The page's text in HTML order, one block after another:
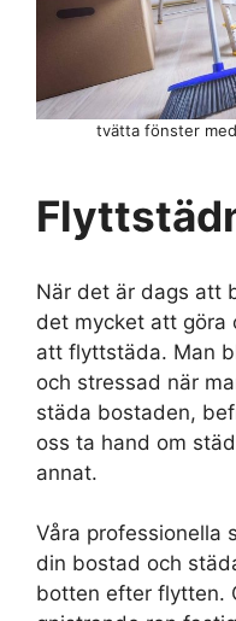
När det är dags att
det mycket att göra
att flyttstäda. Man
och stressad när
städa bostaden,
oss ta hand om
annat.
Våra professionella
din bostad och
botten efter flytten.
tvätta fönster